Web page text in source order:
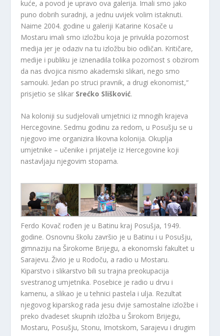
kuće, a povod je upravo ova galerija. Imali smo jako
puno dobrih suradnji, a jednu uvijek volim istaknuti.
Naime 2004. godine u galeriji Katarine Kosače u
Mostaru imali smo izložbu koja je privukla pozornost
medija jer je odaziv na tu izložbu bio odličan. Kritičare,
medije i publiku je iznenadila tolika pozornost s obzirom
da nas dvojica nismo akademski slikari, nego smo
samouki. Jedan po struci pravnik, a drugi ekonomist,“
prisjetio se slikar Srećko Slišković.
Na koloniji su sudjelovali umjetnici iz mnogih krajeva
Hercegovine. Sedmu godinu za redom, u Posušju se u
njegovo ime organizira likovna kolonija. Okuplja
umjetnike – učenike i prijatelje iz Hercegovine koji
nastavljaju njegovim stopama.
Ferdo Kovač rođen je u Batinu kraj Posušja, 1949.
godine. Osnovnu školu završio je u Batinu i u Posušju,
gimnaziju na Širokome Brijegu, a ekonomski fakultet u
Sarajevu. Živio je u Rodoču, a radio u Mostaru.
Kiparstvo i slikarstvo bili su trajna preokupacija
svestranog umjetnika. Posebice je radio u drvu i
kamenu, a slikao je u tehnici pastela i ulja. Rezultat
njegovog kiparskog rada jesu dvije samostalne izložbe i
preko dvadeset skupnih izložba u Širokom Brijegu,
Mostaru, Posušju, Stonu, Imotskom, Sarajevu i drugim